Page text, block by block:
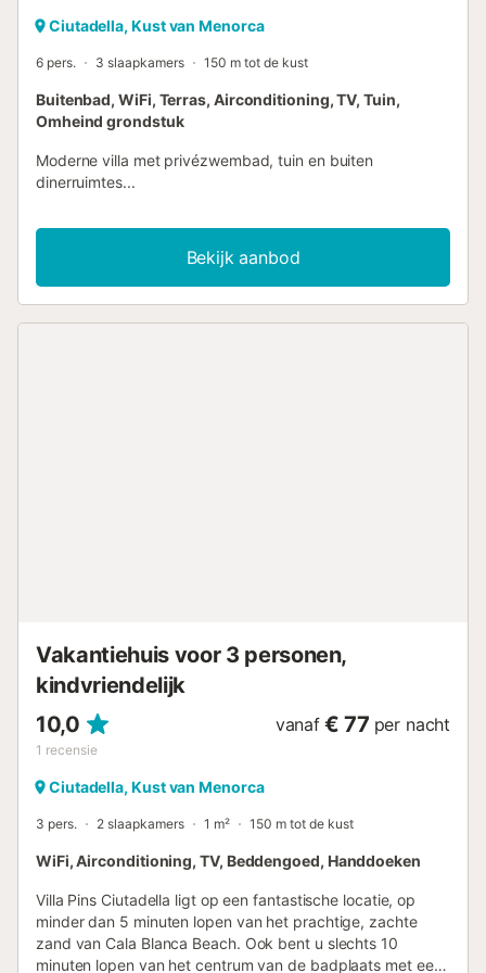
Ciutadella, Kust van Menorca
6 pers. 3 slaapkamers 150 m tot de kust
Buitenbad, WiFi, Terras, Airconditioning, TV, Tuin,
Omheind grondstuk
Moderne villa met privézwembad, tuin en buiten
dinerruimtes...
Bekijk aanbod
Vakantiehuis voor 3 personen,
kindvriendelijk
10,0
1 recensie
vanaf € 77 per nacht
Ciutadella, Kust van Menorca
3 pers. 2 slaapkamers 1 m² 150 m tot de kust
WiFi, Airconditioning, TV, Beddengoed, Handdoeken
Villa Pins Ciutadella ligt op een fantastische locatie, op
minder dan 5 minuten lopen van het prachtige, zachte
zand van Cala Blanca Beach. Ook bent u slechts 10
minuten lopen van het centrum van de badplaats met een